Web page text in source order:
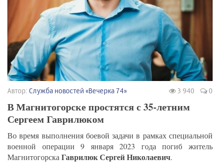
Автор: Служба новостей «Вечерка 74» 3 940 0
В Магнитогорске простятся с 35-летним
Сергеем Гаврилюком
Во время выполнения боевой задачи в рамках специальной
военной операции 9 января 2023 года погиб житель
Магнитогорска Гаврилюк Сергей Николаевич.